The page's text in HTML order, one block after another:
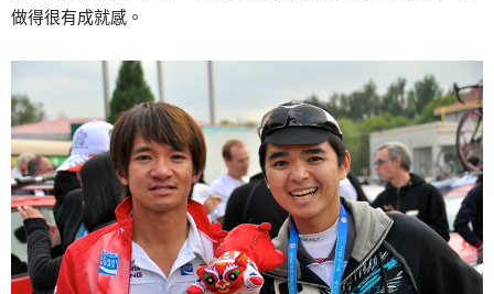
做得很有成就感。